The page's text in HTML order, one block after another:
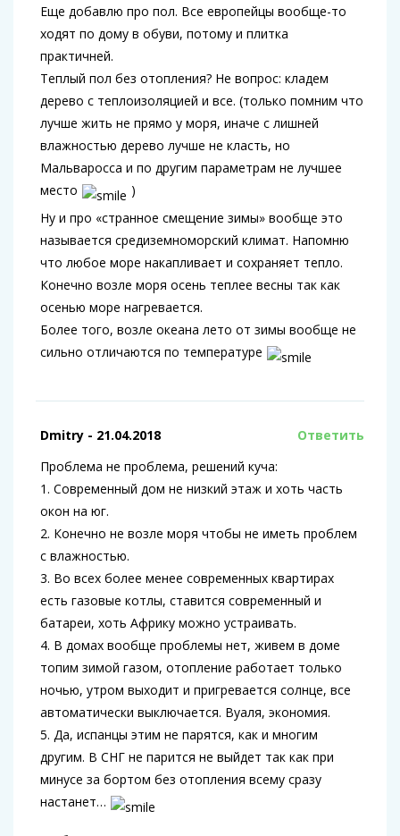
Еще добавлю про пол. Все европейцы вообще-то
ходят по дому в обуви, потому и плитка
практичней.
Теплый пол без отопления? Не вопрос: кладем
дерево с теплоизоляцией и все. (только помним что
лучше жить не прямо у моря, иначе с лишней
влажностью дерево лучше не класть, но
Мальваросса и по другим параметрам не лучшее
место
)
Ну и про «странное смещение зимы» вообще это
называется средиземноморский климат. Напомню
что любое море накапливает и сохраняет тепло.
Конечно возле моря осень теплее весны так как
осенью море нагревается.
Более того, возле океана лето от зимы вообще не
сильно отличаются по температуре
Dmitry - 21.04.2018
Ответить
Проблема не проблема, решений куча:
1. Современный дом не низкий этаж и хоть часть
окон на юг.
2. Конечно не возле моря чтобы не иметь проблем
с влажностью.
3. Во всех более менее современных квартирах
есть газовые котлы, ставится современный и
батареи, хоть Африку можно устраивать.
4. В домах вообще проблемы нет, живем в доме
топим зимой газом, отопление работает только
ночью, утром выходит и пригревается солнце, все
автоматически выключается. Вуаля, экономия.
5. Да, испанцы этим не парятся, как и многим
другим. В СНГ не парится не выйдет так как при
минусе за бортом без отопления всему сразу
настанет…